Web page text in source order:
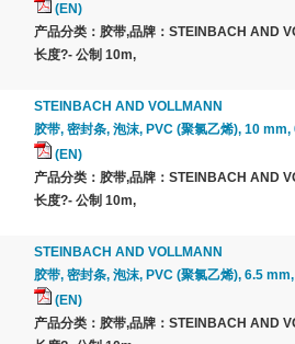
(EN)
产品分类：胶带,品牌：STEINBACH AND
长度?- 公制 10m,
STEINBACH AND VOLLMANN
胶带, 密封条, 泡沫, PVC (聚氯乙烯), 10
(EN)
产品分类：胶带,品牌：STEINBACH AND
长度?- 公制 10m,
STEINBACH AND VOLLMANN
胶带, 密封条, 泡沫, PVC (聚氯乙烯), 6.5
(EN)
产品分类：胶带,品牌：STEINBACH AND